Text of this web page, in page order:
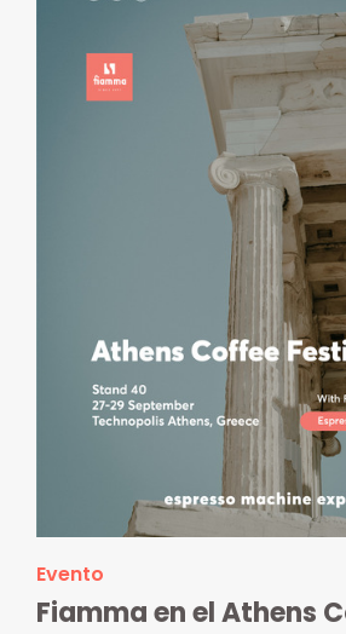
Evento
Fiamma en el Athens